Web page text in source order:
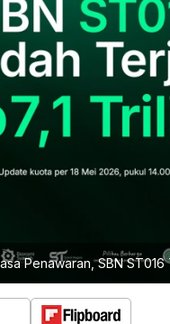
Penawaran, SBN ST016